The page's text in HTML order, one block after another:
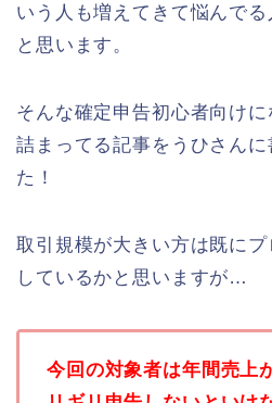
いう人も増えてきて悩んで
と思います。
そんな確定申告初心者向け
詰まってる記事をうひさん
た！
取引規模が大きい方は既に
しているかと思いますが…
今回の対象者は年間売上